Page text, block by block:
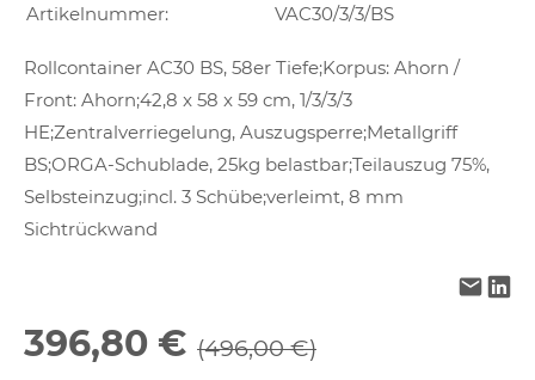
Artikelnummer: VAC30/3/3/BS
Rollcontainer AC30 BS, 58er Tiefe;Korpus: Ahorn /
Front: Ahorn;42,8 x 58 x 59 cm, 1/3/3/3
HE;Zentralverriegelung, Auszugsperre;Metallgriff
BS;ORGA-Schublade, 25kg belastbar;Teilauszug 75%,
Selbsteinzug;incl. 3 Schübe;verleimt, 8 mm
Sichtrückwand
396,80 € (496,00 €)